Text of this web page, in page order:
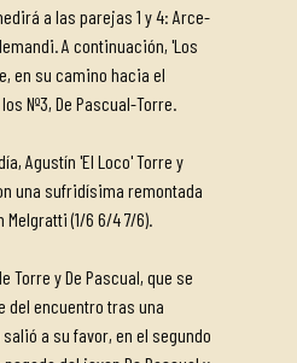
a las parejas 1 y 4: Arce-
A continuación, 'Los
en su camino hacia el
Nº3, De Pascual-Torre.
Agustín 'El Loco' Torre y
una sufridísima remontada
(1/6 6/4 7/6).
Torre y De Pascual, que se
del encuentro tras una
a su favor, en el segundo